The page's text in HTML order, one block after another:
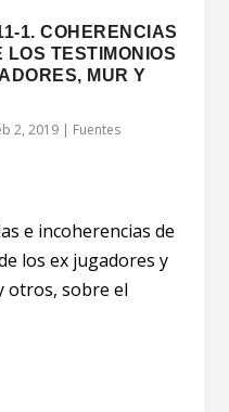
1. COHERENCIAS
LOS TESTIMONIOS
MUR Y
2, 2019 | Fuentes
e incoherencias de
los ex jugadores y
otros, sobre el